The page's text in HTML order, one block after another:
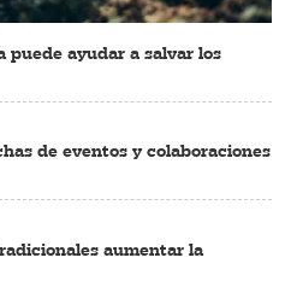
puede ayudar a salvar los
de eventos y colaboraciones
aumentar la